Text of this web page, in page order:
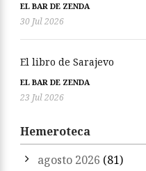
EL BAR DE ZENDA
30 Jul 2026
El libro de Sarajevo
EL BAR DE ZENDA
23 Jul 2026
Hemeroteca
agosto 2026 (81)